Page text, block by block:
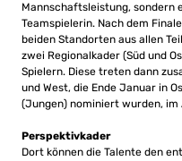
Mannschaftsleistung, sondern
Teamspielerin. Nach dem
beiden Standorten aus allen
zwei Regionalkader (Süd und
Spielern. Diese treten dann
und West, die Ende Januar in
(Jungen) nominiert wurden, im
Perspektivkader
Dort können die Talente den